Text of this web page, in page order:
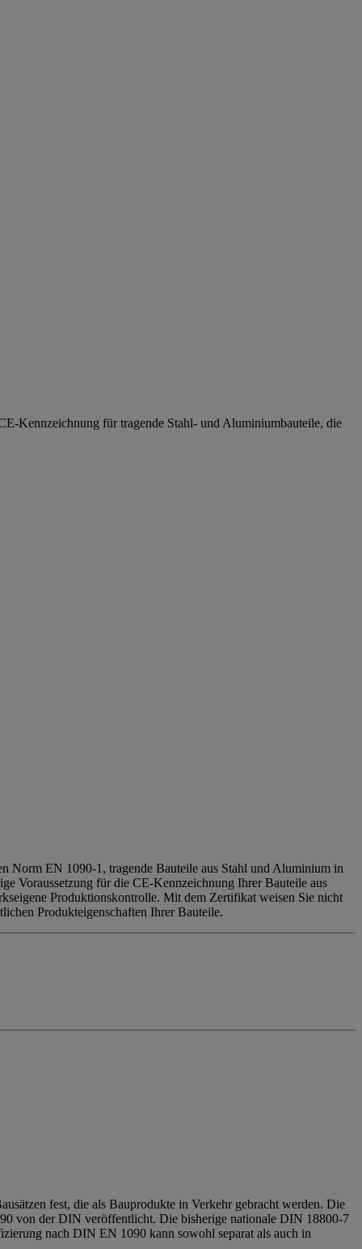
Kennzeichnung für tragende Stahl- und Aluminiumbauteile, die
Norm EN 1090-1, tragende Bauteile aus Stahl und Aluminium in
Voraussetzung für die CE-Kennzeichnung Ihrer Bauteile aus
Produktionskontrolle. Mit dem Zertifikat weisen Sie nicht
Produkteigenschaften Ihrer Bauteile.
fest, die als Bauprodukte in Verkehr gebracht werden. Die
von der DIN veröffentlicht. Die bisherige nationale DIN 18800-7
nach DIN EN 1090 kann sowohl separat als auch in